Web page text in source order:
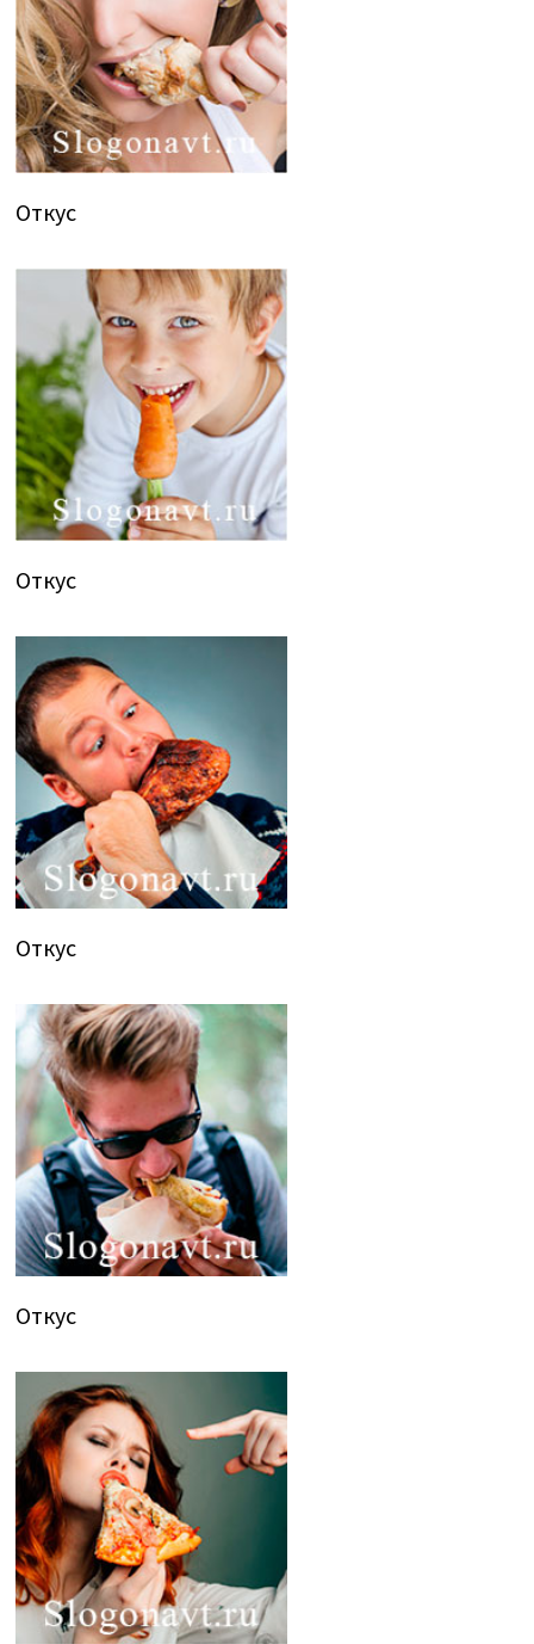
Откус
Откус
Откус
Откус